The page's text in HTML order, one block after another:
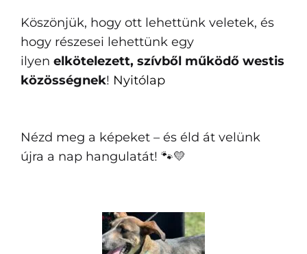
Köszönjük, hogy ott lehettünk veletek, és
hogy részesei lehettünk egy
ilyen elkötelezett, szívből működő westis
közösségnek! Nyitólap
Nézd meg a képeket – és éld át velünk
újra a nap hangulatát! 🐾💛